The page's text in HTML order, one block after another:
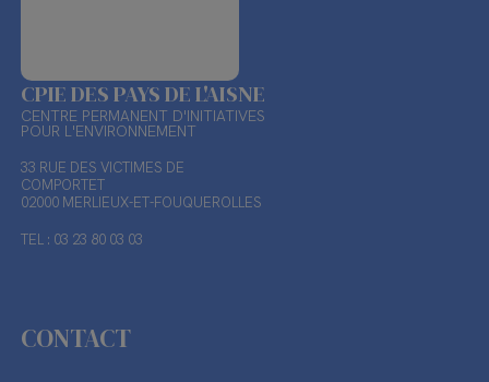
CPIE DES PAYS DE L'AISNE
CENTRE PERMANENT D'INITIATIVES
POUR L'ENVIRONNEMENT
33 RUE DES VICTIMES DE
COMPORTET
02000 MERLIEUX-ET-FOUQUEROLLES
TEL : 03 23 80 03 03
CONTACT